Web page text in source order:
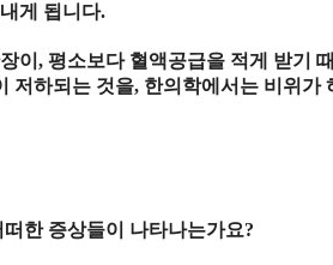
게 됩니다.
이 , 평소보다 혈액공급을 적게 받기
저하되는 것을, 한의학에서는 비위가
한 증상들이 나타나는가요?